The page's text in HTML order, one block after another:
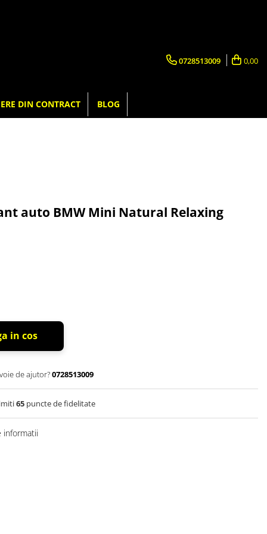
0728513009 0,00
DIN CONTRACT BLOG
auto BMW Mini Natural Relaxing
in cos
de ajutor?0728513009
65 puncte de fidelitate
informatii